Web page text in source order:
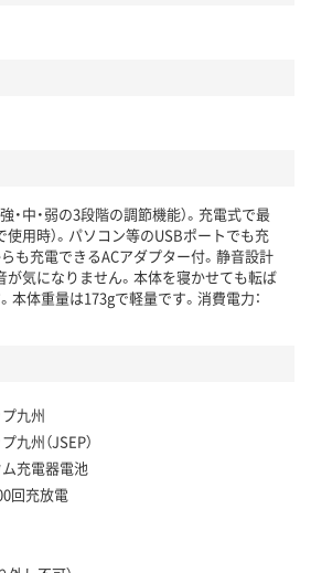
・中・弱の3段階の調節機能）。充電式で最
用時）。パソコン等のUSBポートでも充
も充電できるACアダプター付。静音設計
が気になりません。本体を寝かせても転ば
本体重量は173gで軽量です。消費電力：
九州
九州（JSEP）
ム充電器電池
回充放電